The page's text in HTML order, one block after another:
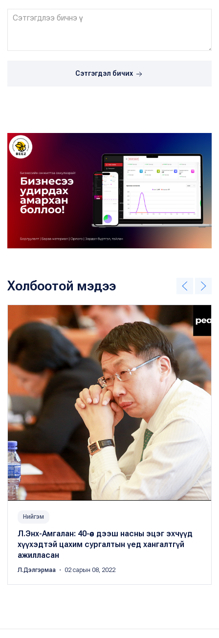
Сэтгэгдэл бичих
Холбоотой мэдээ
Нийгэм
Л.Энх-Амгалан: 40-өөс дээш насны эцэг эхчүүд
хүүхэдтэй цахим сургалтын үед хангалтгүй
ажилласан
Л.Дэлгэрмаа ・ 02 сарын 08, 2022